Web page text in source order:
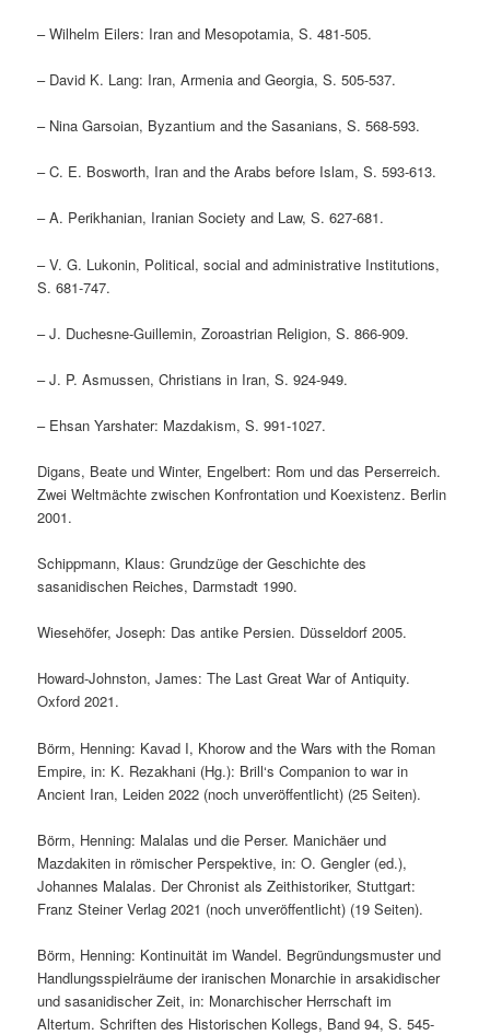
– Wilhelm Eilers: Iran and Mesopotamia, S. 481-505.
– David K. Lang: Iran, Armenia and Georgia, S. 505-537.
– Nina Garsoian, Byzantium and the Sasanians, S. 568-593.
– C. E. Bosworth, Iran and the Arabs before Islam, S. 593-613.
– A. Perikhanian, Iranian Society and Law, S. 627-681.
– V. G. Lukonin, Political, social and administrative Institutions,
S. 681-747.
– J. Duchesne-Guillemin, Zoroastrian Religion, S. 866-909.
– J. P. Asmussen, Christians in Iran, S. 924-949.
– Ehsan Yarshater: Mazdakism, S. 991-1027.
Digans, Beate und Winter, Engelbert: Rom und das Perserreich.
Zwei Weltmächte zwischen Konfrontation und Koexistenz. Berlin
2001.
Schippmann, Klaus: Grundzüge der Geschichte des
sasanidischen Reiches, Darmstadt 1990.
Wiesehöfer, Joseph: Das antike Persien. Düsseldorf 2005.
Howard-Johnston, James: The Last Great War of Antiquity.
Oxford 2021.
Börm, Henning: Kavad I, Khorow and the Wars with the Roman
Empire, in: K. Rezakhani (Hg.): Brill‘s Companion to war in
Ancient Iran, Leiden 2022 (noch unveröffentlicht) (25 Seiten).
Börm, Henning: Malalas und die Perser. Manichäer und
Mazdakiten in römischer Perspektive, in: O. Gengler (ed.),
Johannes Malalas. Der Chronist als Zeithistoriker, Stuttgart:
Franz Steiner Verlag 2021 (noch unveröffentlicht) (19 Seiten).
Börm, Henning: Kontinuität im Wandel. Begründungsmuster und
Handlungsspielräume der iranischen Monarchie in arsakidischer
und sasanidischer Zeit, in: Monarchischer Herrschaft im
Altertum. Schriften des Historischen Kollegs, Band 94, S. 545-